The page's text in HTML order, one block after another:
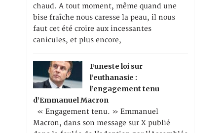
chaud. A tout moment, même quand une
bise fraîche nous caresse la peau, il nous
faut cet été croire aux incessantes
canicules, et plus encore,
Funeste loi sur
l’euthanasie :
l’engagement tenu
d’Emmanuel Macron
« Engagement tenu. » Emmanuel
Macron, dans son message sur X publié